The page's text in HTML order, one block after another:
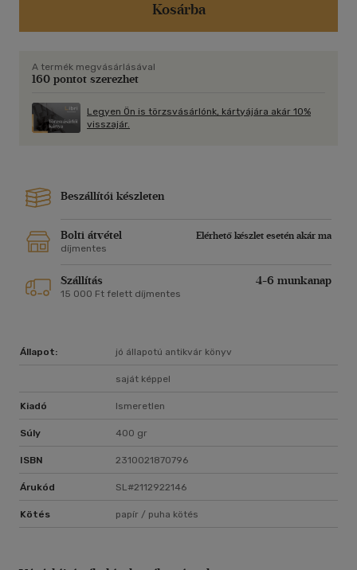
Kosárba
A termék megvásárlásával
160 pontot szerezhet
Legyen Ön is törzsvásárlónk, kártyájára akár 10%
visszajár.
Beszállítói készleten
Bolti átvétel
Elérhető készlet esetén akár ma
díjmentes
Szállítás 4-6 munkanap
15 000 Ft felett díjmentes
Állapot: jó állapotú antikvár könyv
saját képpel
Kiadó Ismeretlen
Súly 400 gr
ISBN 2310021870796
Árukód SL#2112922146
Kötés papír / puha kötés